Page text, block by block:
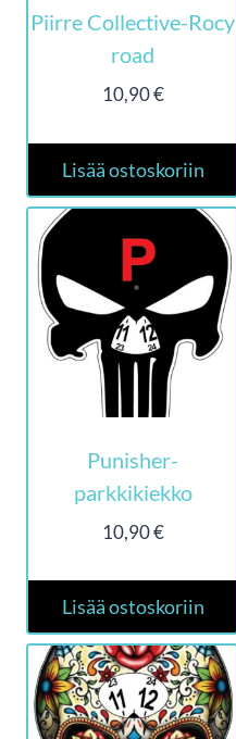
Piirre Collective-Rocy
road
10,90€
Lisää ostoskoriin
Punisher-
parkkikiekko
10,90€
Lisää ostoskoriin